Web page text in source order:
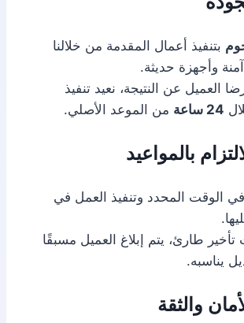
بتنفيذ أعمال المقدمة من خلالنا
وأجهزة حديثة.
العميل عن النتيجة، نعيد تنفيذ
24 ساعة من الموعد الأصلي.
الوقت المحدد وتنفيذ العمل في
طارئ، يتم إبلاغ العميل مسبقًا
يناسبه.